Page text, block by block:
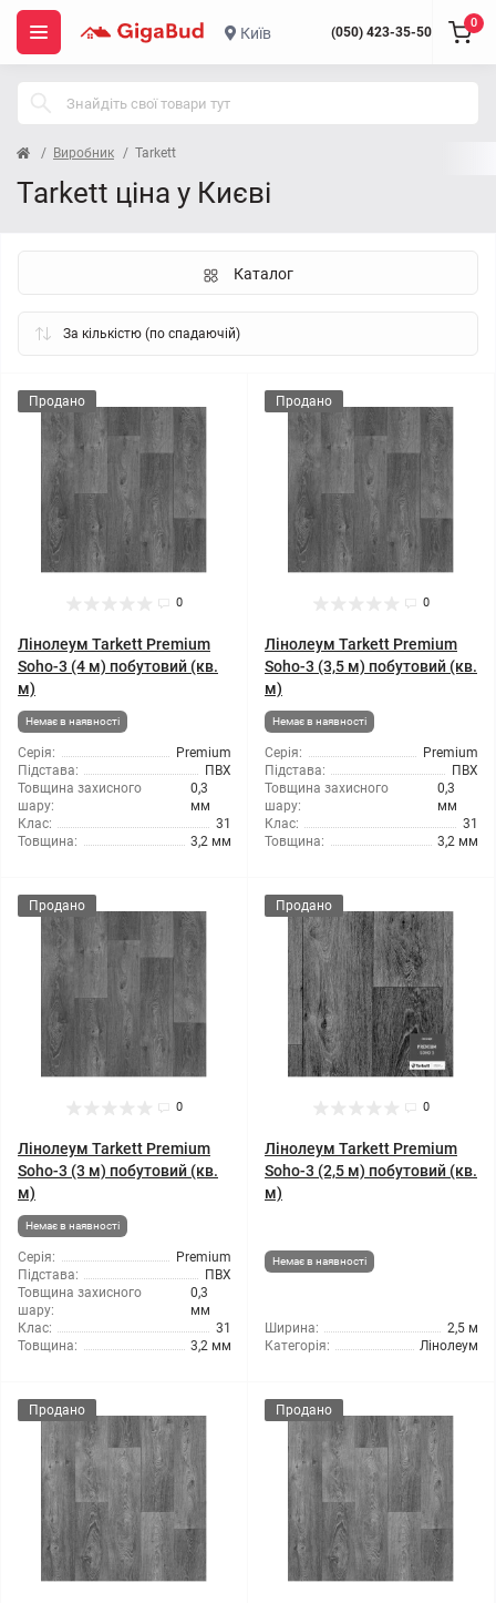
Київ (050) 423-35-50
0
Виробник Tarkett
Tarkett ціна у Києві
Каталог
Продано
0
Лінолеум Tarkett Premium
Soho-3 (4 м) побутовий (кв.
м)
Немає в наявності
Серія:
Premium
Підстава:
ПВХ
Товщина захисного
шару:
0,3
мм
Клас:
31
Товщина:
3,2 мм
Продано
0
Лінолеум Tarkett Premium
Soho-3 (3,5 м) побутовий (кв.
м)
Немає в наявності
Серія:
Premium
Підстава:
ПВХ
Товщина захисного
шару:
0,3
мм
Клас:
31
Товщина:
3,2 мм
Продано
0
Лінолеум Tarkett Premium
Soho-3 (3 м) побутовий (кв.
м)
Немає в наявності
Серія:
Premium
Підстава:
ПВХ
Товщина захисного
шару:
0,3
мм
Клас:
31
Товщина:
3,2 мм
Продано
0
Лінолеум Tarkett Premium
Soho-3 (2,5 м) побутовий (кв.
м)
Немає в наявності
Ширина:
2,5 м
Категорія:
Лінолеум
Продано Продано